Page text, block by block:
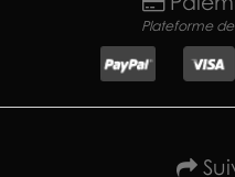
Plateforme de